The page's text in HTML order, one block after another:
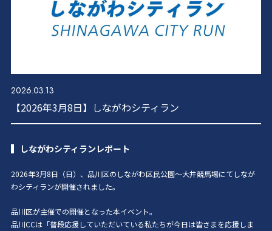
2026.03.13
【2026年3月8日】しながわシティラン
しながわシティランレポート
2026年3月8日（日）、品川区のしながわ区民公園〜大井競馬場にてしなが
わシティランが開催されました。
品川区が主催での開催となった本イベント。
品川CCは「普段応援していただいている私たちが今日は皆さまを応援しま